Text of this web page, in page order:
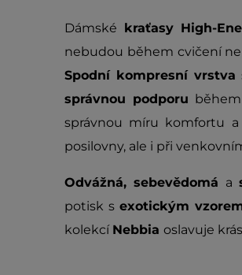
Dámské kraťasy High-
nebudou během cvičení
Spodní kompresní vrstva
správnou podporu
správnou míru komfortu
posilovny, ale i při
Odvážná, sebevědomá a
potisk s exotickým
kolekcí Nebbia oslavuje